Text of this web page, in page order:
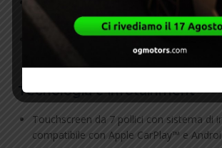
di personalizzazione a seconda
Plancia con inserti colorati a contrasto
Tecnologia e infotainment
Touchscreen da 7 pollici con sistema di
compatibile con Apple CarPlay™ e